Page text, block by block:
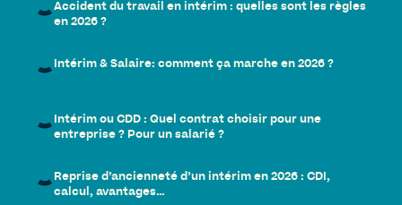
Accident du travail en intérim : quelles sont les règles
en 2026 ?
Intérim & Salaire: comment ça marche en 2026 ?
Intérim ou CDD : Quel contrat choisir pour une
entreprise ? Pour un salarié ?
Reprise d’ancienneté d’un intérim en 2026 : CDI,
calcul, avantages…